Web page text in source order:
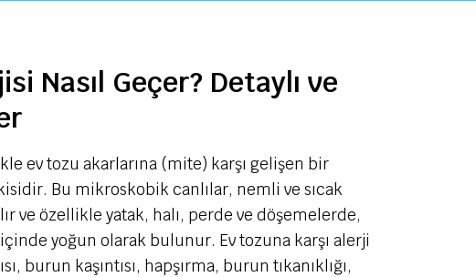
Nasıl Geçer? Detaylı ve
ev tozu akarlarına (mite) karşı gelişen bir
Bu mikroskobik canlılar, nemli ve sıcak
ve özellikle yatak, halı, perde ve döşemelerde,
yoğun olarak bulunur. Ev tozuna karşı alerji
burun kaşıntısı, hapşırma, burun tıkanıklığı,